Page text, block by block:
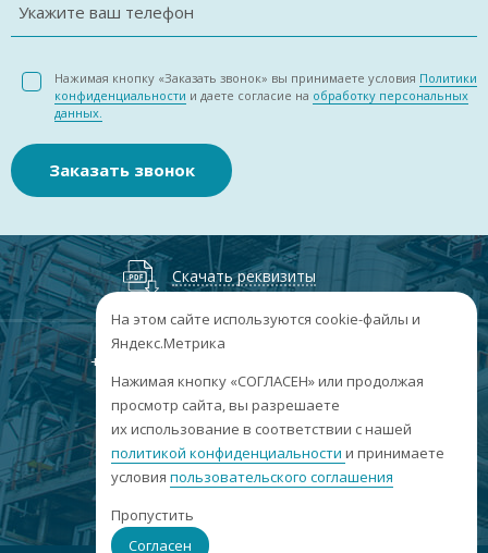
Укажите ваш телефон
Нажимая кнопку «Заказать звонок» вы принимаете условия Политики
конфиденциальности и даете согласие на обработку персональных
данных.
Заказать звонок
Скачать реквизиты
+7
г. Барнаул, пр. Ленина, 158А, Н1/204
пн-пт: 09:00-17:00
сб-вс: выходные
info@sibar22.ru
На этом сайте используются cookie-файлы и
Яндекс.Метрика
Нажимая кнопку «СОГЛАСЕН» или продолжая
просмотр сайта, вы разрешаете
их использование в соответствии с нашей
политикой конфиденциальности и принимаете
условия пользовательского соглашения
Пропустить
Согласен